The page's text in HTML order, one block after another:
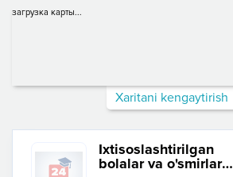
загрузка карты...
Xaritani kengaytirish
Ixtisoslashtirilgan
bolalar va o'smirlar